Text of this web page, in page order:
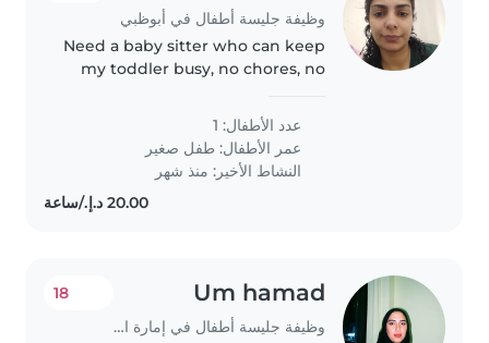
وظيفة جليسة أطفال في أبوظبي
Need a baby sitter who can keep
my toddler busy, no chores, no
عدد الأطفال: 1
عمر الأطفال: طفل صغير
النشاط الأخير: منذ شهر
Um hamad
وظيفة جليسة أطفال في إمارة الشارقة
18